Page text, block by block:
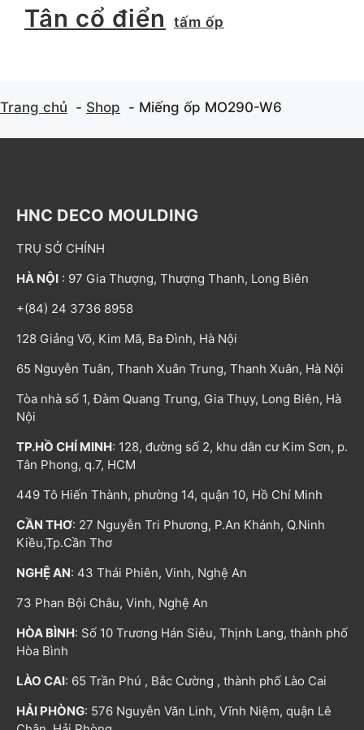
Tân cổ điển tấm ốp
Trang chủ Shop Miếng ốp MO290-W6
HNC DECO MOULDING
TRỤ SỞ CHÍNH
HÀ NỘI : 97 Gia Thượng, Thượng Thanh, Long Biên
+(84) 24 3736 8958
128 Giảng Võ, Kim Mã, Ba Đình, Hà Nội
65 Nguyễn Tuân, Thanh Xuân Trung, Thanh Xuân, Hà Nội
Tòa nhà số 1, Đàm Quang Trung, Gia Thụy, Long Biên, Hà
Nội
TP.HỒ CHÍ MINH: 128, đường số 2, khu dân cư Kim Sơn, p.
Tân Phong, q.7, HCM
449 Tô Hiến Thành, phường 14, quận 10, Hồ Chí Minh
CẦN THƠ: 27 Nguyễn Tri Phương, P.An Khánh, Q.Ninh
Kiều,Tp.Cần Thơ
NGHỆ AN: 43 Thái Phiên, Vinh, Nghệ An
73 Phan Bội Châu, Vinh, Nghệ An
HÒA BÌNH: Số 10 Trương Hán Siêu, Thịnh Lang, thành phố
Hòa Bình
LÀO CAI: 65 Trần Phú , Bắc Cường , thành phố Lào Cai
HẢI PHÒNG: 576 Nguyễn Văn Linh, Vĩnh Niệm, quận Lê